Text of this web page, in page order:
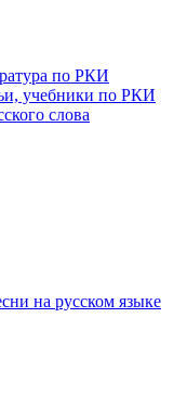
по РКИ
учебники по РКИ
слова
на русском языке